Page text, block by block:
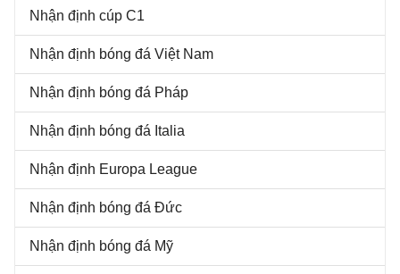
Nhận định cúp C1
Nhận định bóng đá Việt Nam
Nhận định bóng đá Pháp
Nhận định bóng đá Italia
Nhận định Europa League
Nhận định bóng đá Đức
Nhận định bóng đá Mỹ